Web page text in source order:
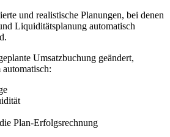
und realistische Planungen, bei denen
Liquiditätsplanung automatisch
Umsatzbuchung geändert,
Plan-Erfolgsrechnung